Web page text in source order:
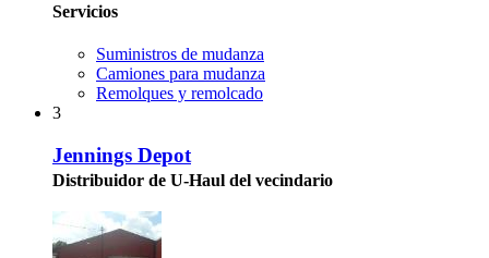
Servicios
Suministros de mudanza
Camiones para mudanza
Remolques y remolcado
3
Jennings Depot
Distribuidor de U-Haul del vecindario